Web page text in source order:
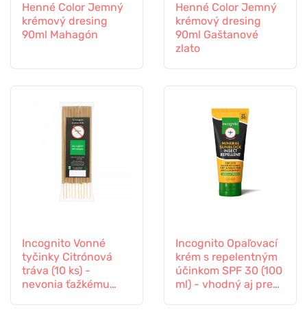
Henné Color Jemný
krémový dresing
90ml Mahagón
Henné Color Jemný
krémový dresing
90ml Gaštanové
zlato
Incognito Vonné
tyčinky Citrónová
tráva (10 ks) -
nevonia ťažkému
Incognito Opaľovací
krém s repelentným
účinkom SPF 30 (100
ml) - vhodný aj pre